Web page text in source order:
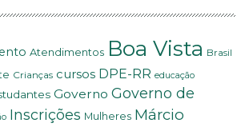
Atendimentos Boa Vista Brasil
Crianças cursos DPE-RR educação
Governo Governo de
Inscrições Mulheres Márcio